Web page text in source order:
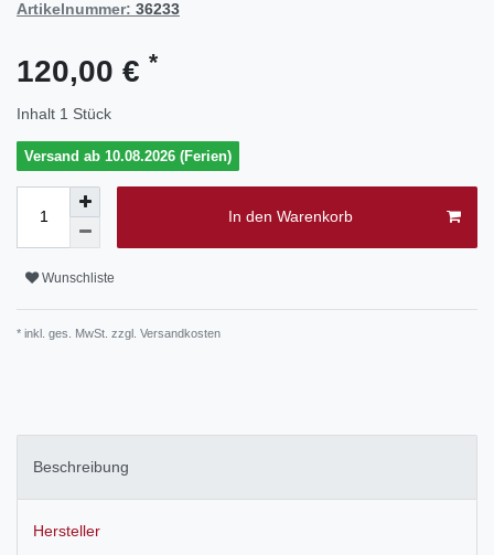
Artikelnummer: 36233
120,00 € *
Inhalt 1 Stück
Versand ab 10.08.2026 (Ferien)
In den Warenkorb
Wunschliste
* inkl. ges. MwSt. zzgl. Versandkosten
Beschreibung
Hersteller